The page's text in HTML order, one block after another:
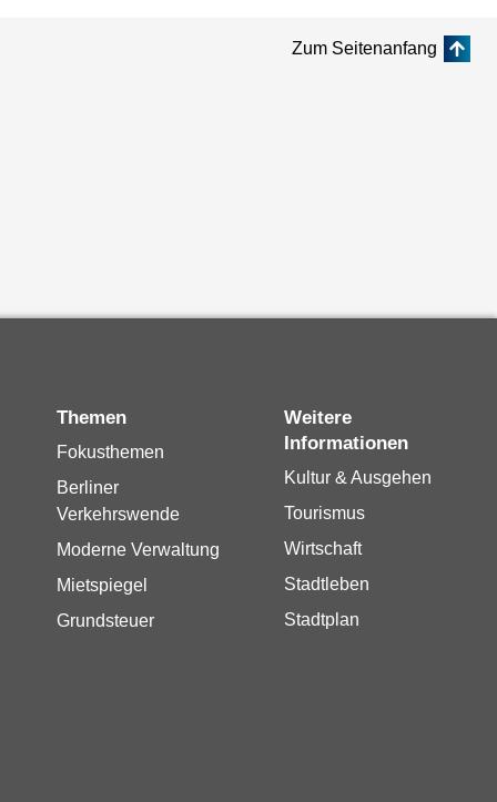
Zum Seitenanfang
Themen
Fokusthemen
Berliner
Verkehrswende
Moderne Verwaltung
Mietspiegel
Grundsteuer
Weitere
Informationen
Kultur & Ausgehen
Tourismus
Wirtschaft
Stadtleben
Stadtplan